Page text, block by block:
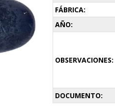
FÁBRICA:
AÑO:
OBSERVACIONES:
DOCUMENTO: